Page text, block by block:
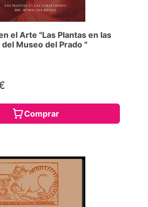
el Arte "Las Plantas en las
Museo del Prado "
Comprar